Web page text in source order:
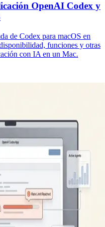
OpenAI Codex y
de Codex para macOS en
funciones y otras
con IA en un Mac.